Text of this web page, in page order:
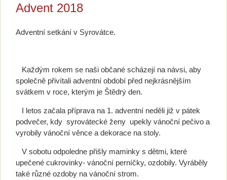
Advent 2018
Adventní setkání v Syrovátce.
Každým rokem se naši občané scházejí na návsi, aby
společně přivítali adventní období před nejkrásnějším
svátkem v roce, kterým je Štědrý den.
I letos začala příprava na 1. adventní neděli již v pátek
podvečer, kdy syrovátecké ženy upekly vánoční pečivo a
vyrobily vánoční věnce a dekorace na stoly.
V sobotu odpoledne přišly maminky s dětmi, které
upečené cukrovinky- vánoční perníčky, ozdobily. Vyráběly
také různé ozdoby na vánoční strom.